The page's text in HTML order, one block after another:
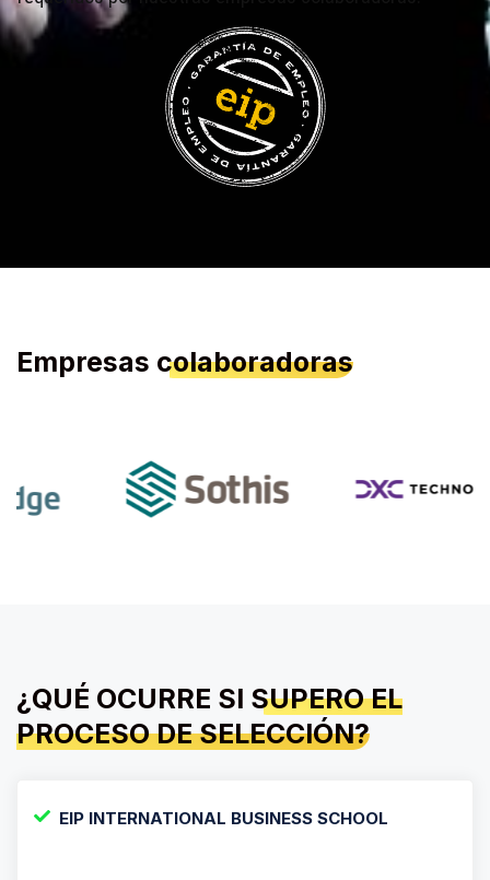
Empresas colaboradoras
¿QUÉ OCURRE SI SUPERO EL
PROCESO DE SELECCIÓN?
EIP INTERNATIONAL BUSINESS SCHOOL